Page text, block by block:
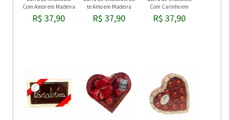
Com Amor em Madeira
R$ 37,90
te Amo em Madeira
R$ 37,90
Com Carinho em
Madeira
R$ 37,90